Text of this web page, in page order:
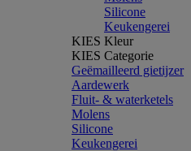
Silicone
Keukengerei
KIES Kleur
KIES Categorie
Geëmailleerd gietijzer
Aardewerk
Fluit- & waterketels
Molens
Silicone
Keukengerei